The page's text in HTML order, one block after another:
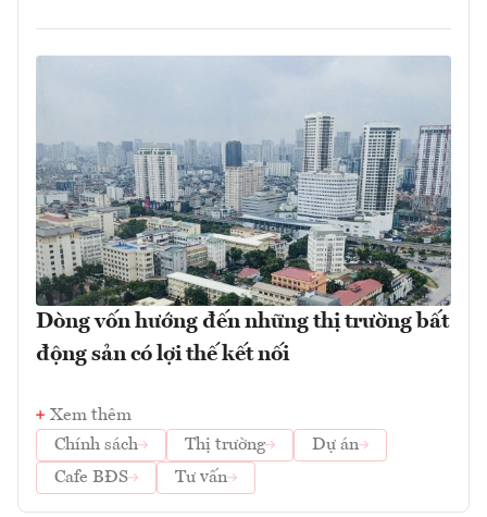
Dòng vốn hướng đến những thị trường bất
động sản có lợi thế kết nối
Xem thêm
Chính sách
Thị trường
Dự án
Cafe BĐS
Tư vấn